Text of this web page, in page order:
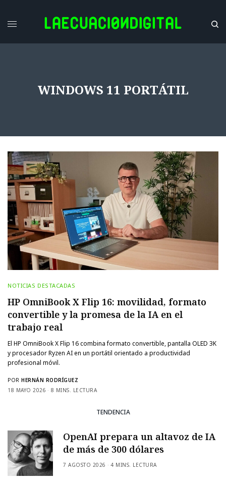
WINDOWS 11 PORTÁTIL
NOTICIAS DESTACADAS
HP OmniBook X Flip 16: movilidad, formato
convertible y la promesa de la IA en el
trabajo real
El HP OmniBook X Flip 16 combina formato convertible, pantalla OLED 3K
y procesador Ryzen AI en un portátil orientado a productividad
profesional móvil.
POR HERNÁN RODRÍGUEZ
18 MAYO 2026
8 MINS. LECTURA
TENDENCIA
OpenAI prepara un altavoz de IA
de más de 300 dólares
7 AGOSTO 2026 4 MINS. LECTURA